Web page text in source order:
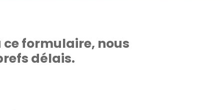
formulaire, nous
délais.